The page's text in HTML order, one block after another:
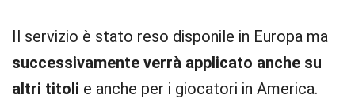
Il servizio è stato reso disponile in Europa ma
successivamente verrà applicato anche su
altri titoli e anche per i giocatori in America.